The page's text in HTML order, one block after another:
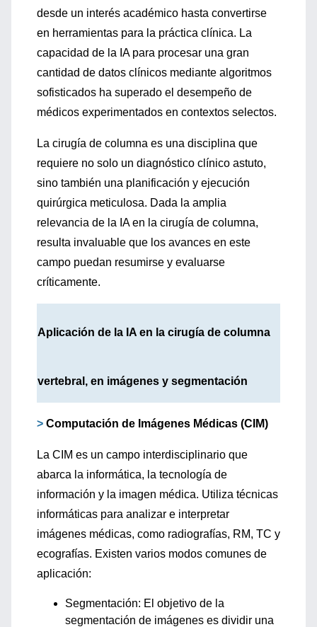
desde un interés académico hasta convertirse
en herramientas para la práctica clínica. La
capacidad de la IA para procesar una gran
cantidad de datos clínicos mediante algoritmos
sofisticados ha superado el desempeño de
médicos experimentados en contextos selectos.
La cirugía de columna es una disciplina que
requiere no solo un diagnóstico clínico astuto,
sino también una planificación y ejecución
quirúrgica meticulosa. Dada la amplia
relevancia de la IA en la cirugía de columna,
resulta invaluable que los avances en este
campo puedan resumirse y evaluarse
críticamente.
Aplicación de la IA en la cirugía de columna
vertebral, en imágenes y segmentación
> Computación de Imágenes Médicas (CIM)
La CIM es un campo interdisciplinario que
abarca la informática, la tecnología de
información y la imagen médica. Utiliza técnicas
informáticas para analizar e interpretar
imágenes médicas, como radiografías, RM, TC y
ecografías. Existen varios modos comunes de
aplicación:
Segmentación: El objetivo de la
segmentación de imágenes es dividir una